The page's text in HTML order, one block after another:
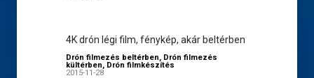
4K drón légi film, fénykép, akár beltérben
Drón filmezés beltérben, Drón filmezés
kültérben, Drón filmkészítés
2015-11-28